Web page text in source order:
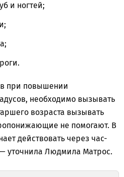
и ногтей;
при повышении
необходимо вызывать
возраста вызывать
не помогают. В
действовать через час-
уточнила Людмила Матрос.